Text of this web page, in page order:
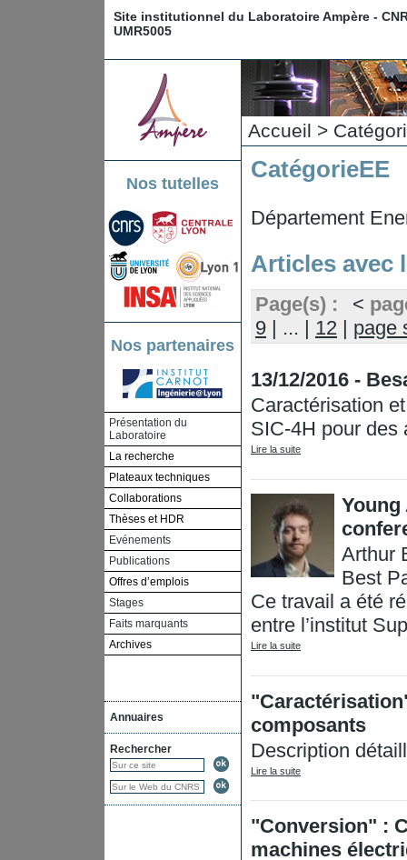
Site institutionnel du Laboratoire Ampère -
UMR5005
Nos tutelles
Nos partenaires
Présentation du
Laboratoire
La recherche
Plateaux techniques
Collaborations
Thèses et HDR
Evénements
Publications
Offres d’emplois
Stages
Faits marquants
Archives
Annuaires
Rechercher
Accueil >
CatégorieEE
Département
Articles avec
Page(s) : <
9 | ... | 12 | page
13/12/2016 -
Caractérisation
SIC-4H pour des
Lire la suite
Young
Arthur
Best
Ce travail a été
entre l’institut
Lire la suite
composants
Description
Lire la suite
"Conversion" :
machines